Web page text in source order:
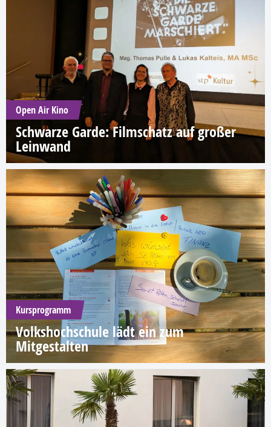
Open Air Kino
Schwarze Garde: Filmschatz auf großer
Leinwand
Kursprogramm
Volkshochschule lädt ein zum
Mitgestalten